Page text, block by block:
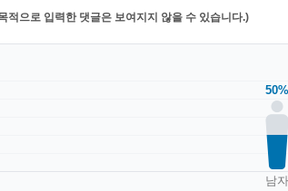
적으로 입력한 댓글은 보여지지 않을 수 있습니다.)
50%
남자